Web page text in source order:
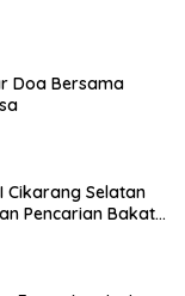
Doa Bersama
Cikarang Selatan
Pencarian Bakat